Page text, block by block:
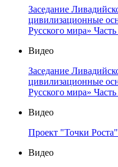
Заседание
цивилизационные
Русского мира» Часть
Видео
Заседание
цивилизационные
Русского мира» Часть
Видео
Проект "Точки
Видео